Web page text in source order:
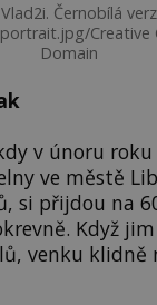
Černobílá
portrait.jpg/
Domain
v únoru roku
ve městě
si přijdou na
Když
venku klidně